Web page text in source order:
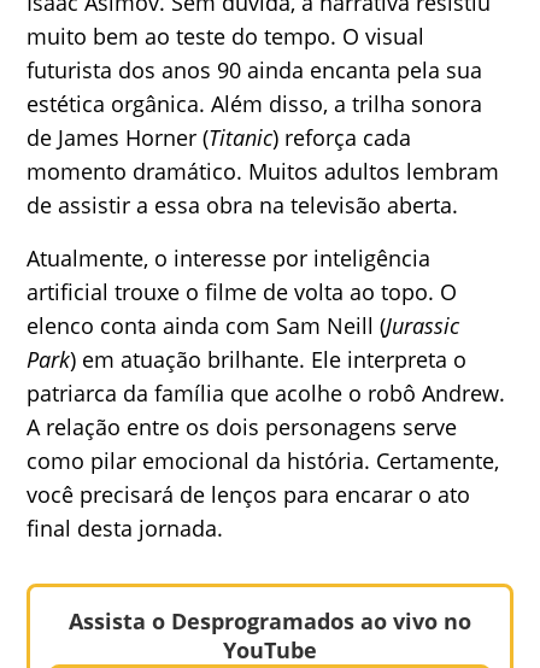
muito bem ao teste do tempo. O visual
futurista dos anos 90 ainda encanta pela sua
estética orgânica. Além disso, a trilha sonora
de James Horner (Titanic) reforça cada
momento dramático. Muitos adultos lembram
de assistir a essa obra na televisão aberta.
Atualmente, o interesse por inteligência
artificial trouxe o filme de volta ao topo. O
elenco conta ainda com Sam Neill (Jurassic
Park) em atuação brilhante. Ele interpreta o
patriarca da família que acolhe o robô Andrew.
A relação entre os dois personagens serve
como pilar emocional da história. Certamente,
você precisará de lenços para encarar o ato
final desta jornada.
Assista o Desprogramados ao vivo no
YouTube